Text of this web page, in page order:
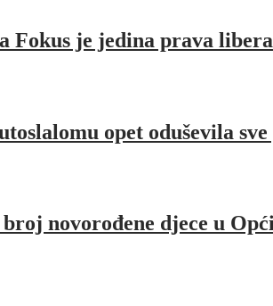
Fokus je jedina prava
opet oduševila
novorođene djece u